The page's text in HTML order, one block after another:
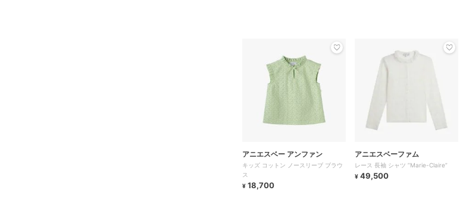
アニエスベー アンファン
キッズ コットン ノースリーブ ブラウ
ス
¥ 18,700
アニエスベーファム
レース 長袖 シャツ ”Marie-Claire”
¥ 49,500